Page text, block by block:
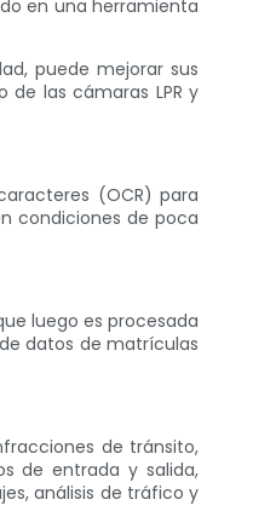
en una herramienta
puede mejorar sus
las cámaras LPR y
(OCR) para
condiciones de poca
luego es procesada
datos de matrículas
de tránsito,
de entrada y salida,
análisis de tráfico y